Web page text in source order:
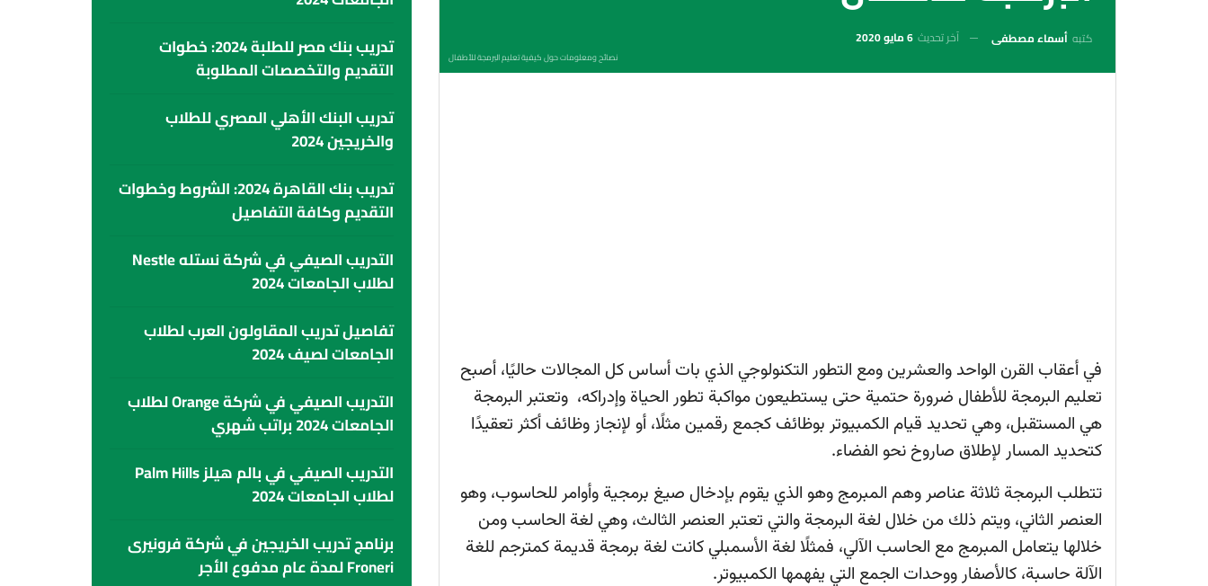
كتبه أسماء مصطفى آخر تحديث 6 مايو 2020
نصائح ومعلومات حول كيفية تعليم البرمجة للأطفال
في أعقاب القرن الواحد والعشرين ومع التطور التكنولوجي الذي بات أساس كل المجالات حاليًا، أصبح
تعليم البرمجة للأطفال ضرورة حتمية حتى يستطيعون مواكبة تطور الحياة وإدراكه، وتعتبر البرمجة
هي المستقبل، وهي تحديد قيام الكمبيوتر بوظائف كجمع رقمين مثلًا، أو لإنجاز وظائف أكثر تعقيدًا
كتحديد المسار لإطلاق صاروخ نحو الفضاء.
تتطلب البرمجة ثلاثة عناصر وهم المبرمج وهو الذي يقوم بإدخال صيغ برمجية وأوامر للحاسوب، وهو
العنصر الثاني، ويتم ذلك من خلال لغة البرمجة والتي تعتبر العنصر الثالث، وهي لغة الحاسب ومن
خلالها يتعامل المبرمج مع الحاسب الآلي، فمثلًا لغة الأسمبلي كانت لغة برمجة قديمة كمترجم للغة
الآلة حاسبة، كالأصفار ووحدات الجمع التي يفهمها الكمبيوتر.
تدريب بنك مصر للطلبة 2024: خطوات
التقديم والتخصصات المطلوبة
تدريب البنك الأهلي المصري للطلاب
والخريجين 2024
تدريب بنك القاهرة 2024: الشروط وخطوات
التقديم وكافة التفاصيل
التدريب الصيفي في شركة نستله Nestle
لطلاب الجامعات 2024
تفاصيل تدريب المقاولون العرب لطلاب
الجامعات لصيف 2024
التدريب الصيفي في شركة Orange لطلاب
الجامعات 2024 براتب شهري
التدريب الصيفي في بالم هيلز Palm Hills
لطلاب الجامعات 2024
برنامج تدريب الخريجين في شركة فرونيرى
Froneri لمدة عام مدفوع الأجر